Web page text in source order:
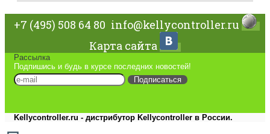
+7 (495) 508 64 80 info@kellycontroller.ru
Карта сайта
Рассылка
Подпишись и будь в курсе последних новостей!
Подписаться
Kellycontroller.ru - дистрибутор Kellycontroller в России.